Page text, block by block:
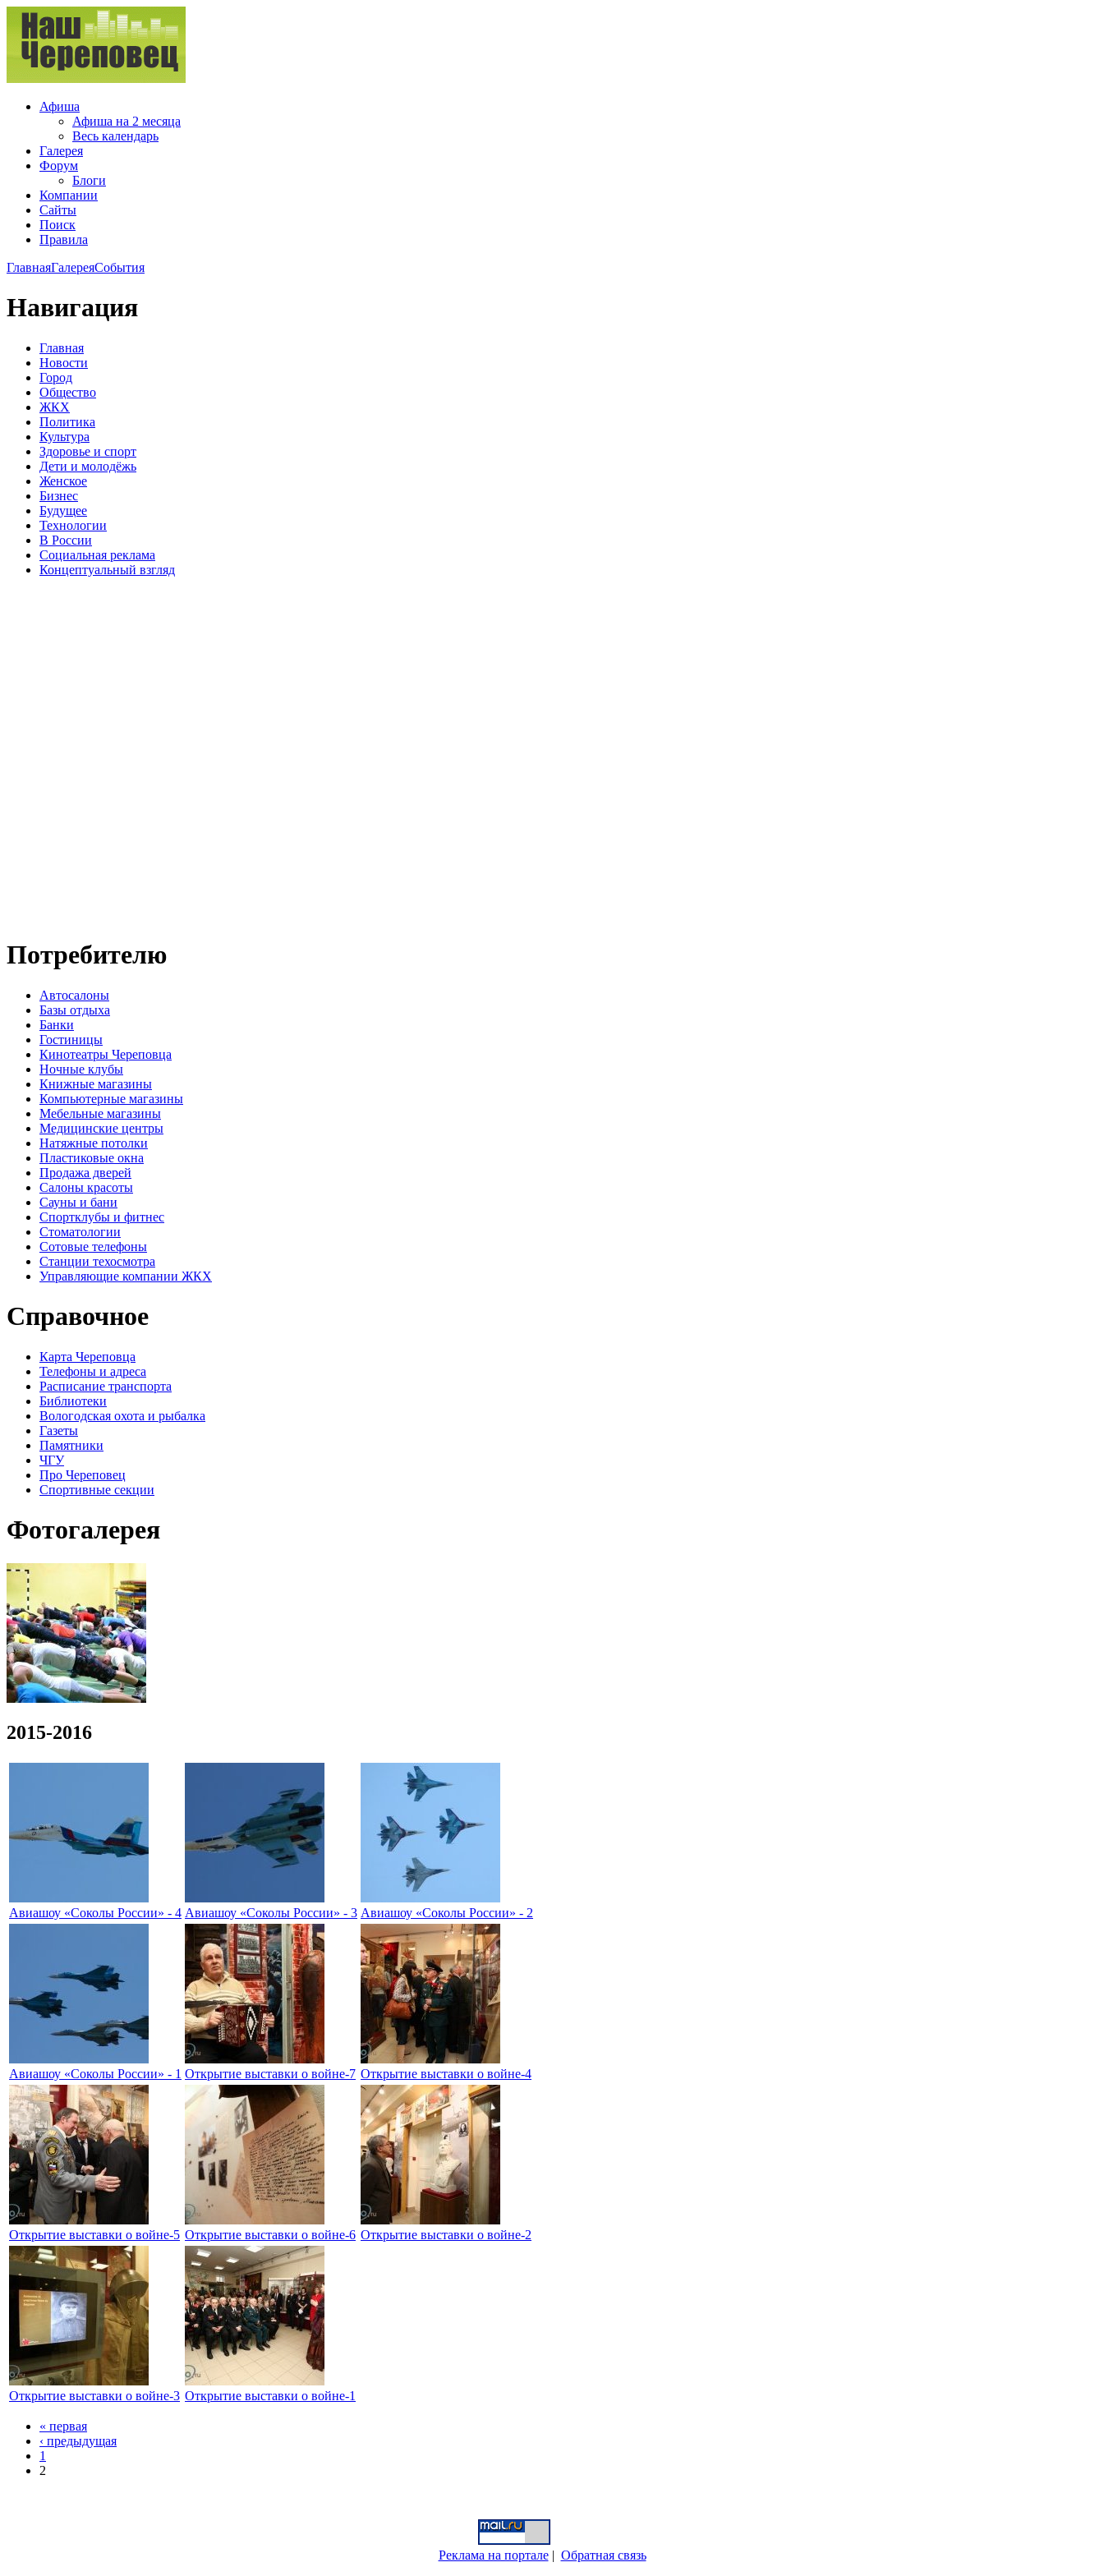
Афиша
Афиша на 2 месяца
Весь календарь
Галерея
Форум
Блоги
Компании
Сайты
Поиск
Правила
ГлавнаяГалереяСобытия
Навигация
Главная
Новости
Город
Общество
ЖКХ
Политика
Культура
Здоровье и спорт
Дети и молодёжь
Женское
Бизнес
Будущее
Технологии
В России
Социальная реклама
Концептуальный взгляд
Потребителю
Автосалоны
Базы отдыха
Банки
Гостиницы
Кинотеатры Череповца
Ночные клубы
Книжные магазины
Компьютерные магазины
Мебельные магазины
Медицинские центры
Натяжные потолки
Пластиковые окна
Продажа дверей
Салоны красоты
Сауны и бани
Спортклубы и фитнес
Стоматологии
Сотовые телефоны
Станции техосмотра
Управляющие компании ЖКХ
Справочное
Карта Череповца
Телефоны и адреса
Расписание транспорта
Библиотеки
Вологодская охота и рыбалка
Газеты
Памятники
ЧГУ
Про Череповец
Спортивные секции
Фотогалерея
2015-2016
Авиашоу «Соколы России» - 4 Авиашоу «Соколы России» - 3 Авиашоу «Соколы России» - 2
Авиашоу «Соколы России» - 1 Открытие выставки о войне-7 Открытие выставки о войне-4
Открытие выставки о войне-5 Открытие выставки о войне-6 Открытие выставки о войне-2
Открытие выставки о войне-3 Открытие выставки о войне-1
« первая
‹ предыдущая
1
2
Реклама на портале| Обратная связь